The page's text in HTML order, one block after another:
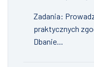
Zadania:
praktycznych
Dbanie...